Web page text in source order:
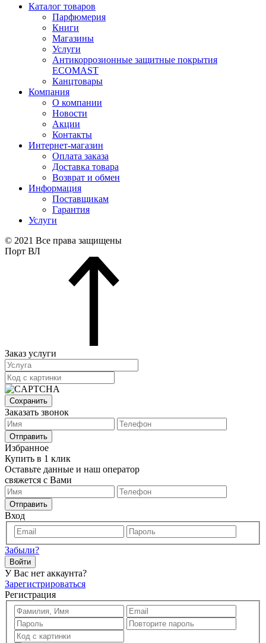
Каталог товаров
Парфюмерия
Книги
Магазины
Услуги
Антикоррозионные защитные покрытия
ECOMAST
Канцтовары
Компания
О компании
Новости
Акции
Контакты
Интернет-магазин
Оплата заказа
Доставка товара
Возврат и обмен
Информация
Поставщикам
Гарантия
Услуги
© 2021 Все права защищены
Порт ВЛ
Заказ услуги
Сохранить
Заказать звонок
Отправить
Избранное
Купить в 1 клик
Оставьте данные и наш оператор
свяжется с Вами
Отправить
Вход
Забыли?
Войти
У Вас нет аккаунта?
Зарегистрироваться
Регистрация